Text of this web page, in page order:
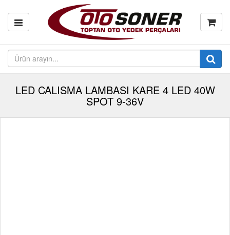
LED CALISMA LAMBASI KARE 4 LED 40W
SPOT 9-36V